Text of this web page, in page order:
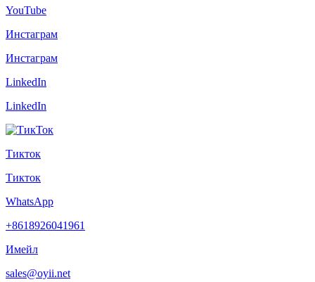
YouTube
Инстаграм
Инстаграм
LinkedIn
LinkedIn
Тикток
Тикток
WhatsApp
+8618926041961
Имейл
sales@oyii.net